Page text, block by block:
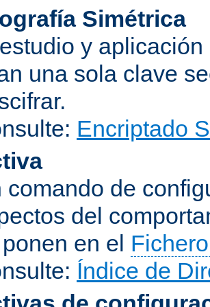
Simétrica
y
una sola clave
Encriptado
comando de
del
en el
Índice de